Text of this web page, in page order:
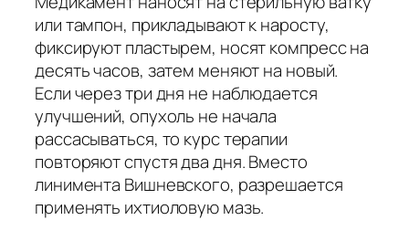
или тампон, прикладывают к наросту,
фиксируют пластырем, носят компресс на
десять часов, затем меняют на новый.
Если через три дня не наблюдается
улучшений, опухоль не начала
рассасываться, то курс терапии
повторяют спустя два дня. Вместо
линимента Вишневского, разрешается
применять ихтиоловую мазь.